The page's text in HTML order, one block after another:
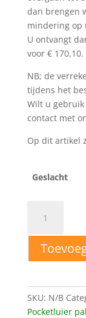
dan brengen
mindering op
U ontvangt
voor € 170,10.
NB; de
tijdens het
Wilt u gebruik
contact met
Op dit artikel
Geslacht
Proefpakket
AIO
One
Size
aantal
SKU: N/B
Pocketluier